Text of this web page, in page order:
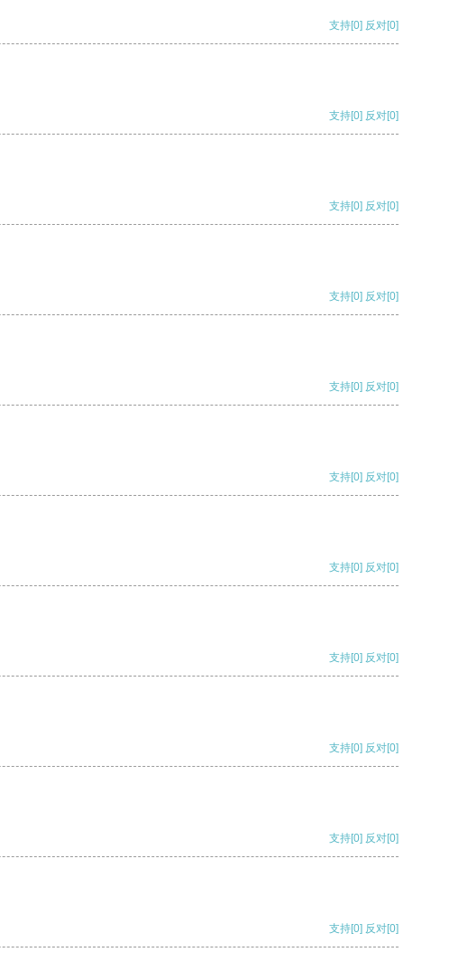
支持[0] 反对[0]
支持[0] 反对[0]
支持[0] 反对[0]
支持[0] 反对[0]
支持[0] 反对[0]
支持[0] 反对[0]
支持[0] 反对[0]
支持[0] 反对[0]
支持[0] 反对[0]
支持[0] 反对[0]
支持[0] 反对[0]